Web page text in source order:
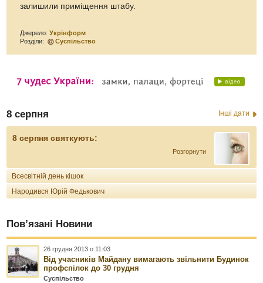
залишили приміщення штабу.
Джерело:Укрінформ
Розділи:
Суспільство
8 серпня Інші дати
8 серпня святкують:
Розгорнути
Всесвітній день кішок
Народився Юрій Федькович
Пов’язані Новини
26 грудня 2013 о 11:03
Від учасників Майдану вимагають звільнити Будинок
профспілок до 30 грудня
Суспільство